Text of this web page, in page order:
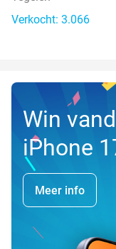
Verkocht: 3.066
Win
iPhone
Meer info